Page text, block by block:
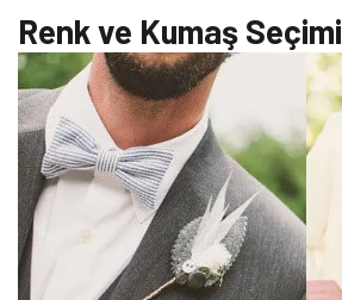
Renk ve Kumaş Seçimi